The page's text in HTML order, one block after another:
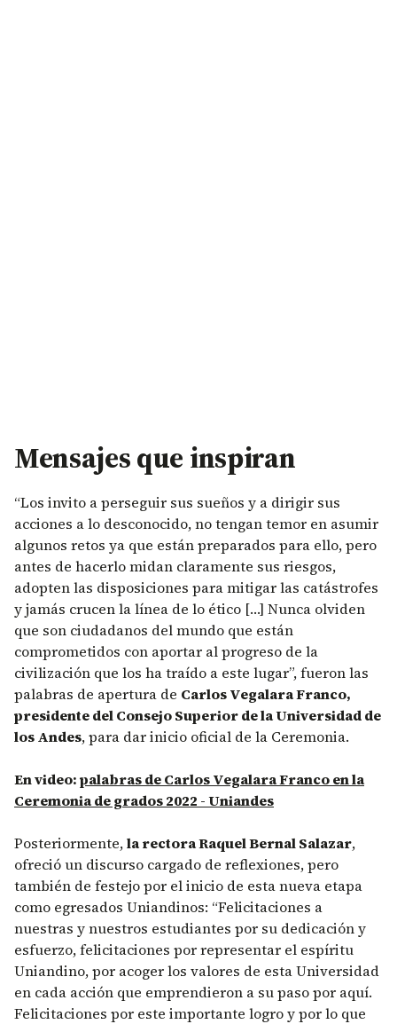
Mensajes que inspiran
“Los invito a perseguir sus sueños y a dirigir sus
acciones a lo desconocido, no tengan temor en asumir
algunos retos ya que están preparados para ello, pero
antes de hacerlo midan claramente sus riesgos,
adopten las disposiciones para mitigar las catástrofes
y jamás crucen la línea de lo ético […] Nunca olviden
que son ciudadanos del mundo que están
comprometidos con aportar al progreso de la
civilización que los ha traído a este lugar”, fueron las
palabras de apertura de Carlos Vegalara Franco,
presidente del Consejo Superior de la Universidad de
los Andes, para dar inicio oficial de la Ceremonia.
En video:palabras de Carlos Vegalara Franco en la
Ceremonia de grados 2022 - Uniandes
Posteriormente,la rectora Raquel Bernal Salazar,
ofreció un discurso cargado de reflexiones, pero
también de festejo por el inicio de esta nueva etapa
como egresados Uniandinos: “Felicitaciones a
nuestras y nuestros estudiantes por su dedicación y
esfuerzo, felicitaciones por representar el espíritu
Uniandino, por acoger los valores de esta Universidad
en cada acción que emprendieron a su paso por aquí.
Felicitaciones por este importante logro y por lo que